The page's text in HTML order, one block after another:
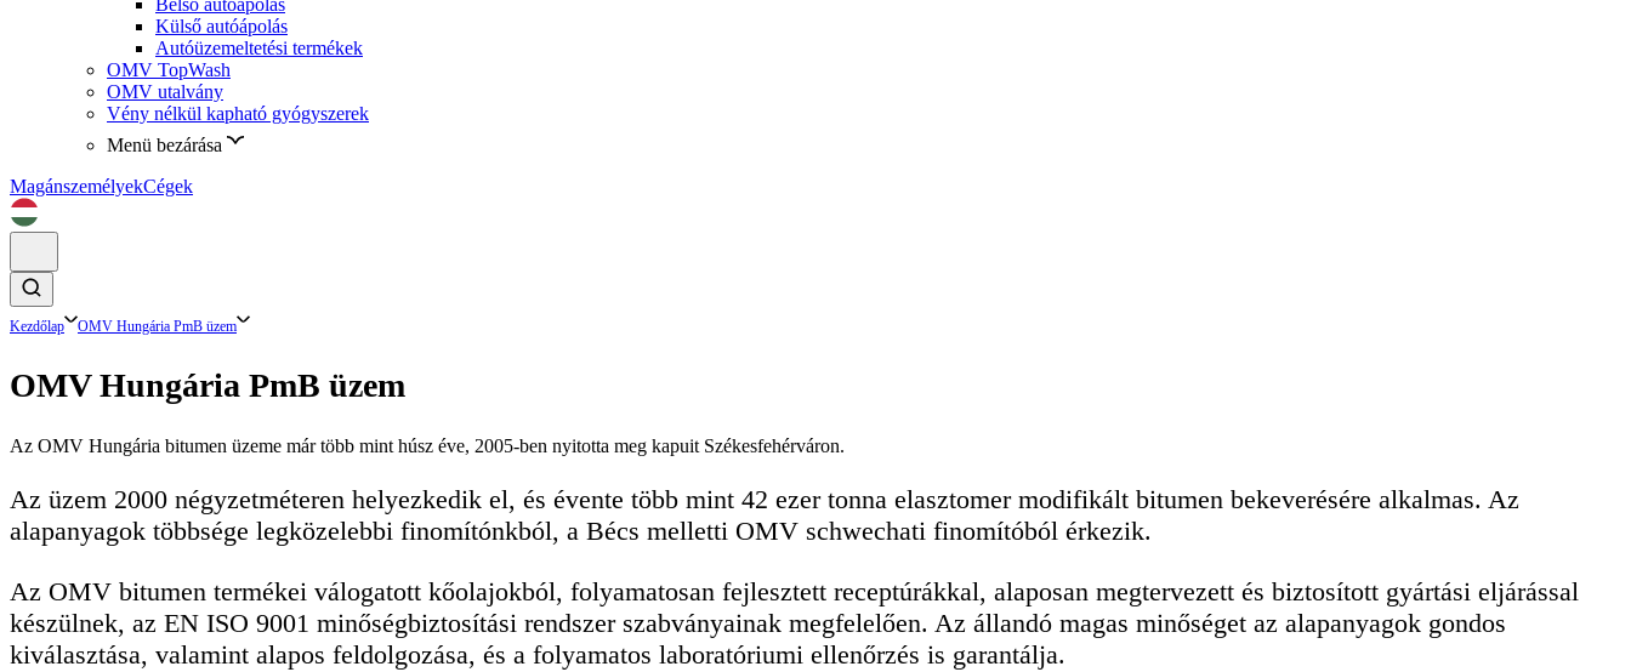
Belső autóápolás
Külső autóápolás
Autóüzemeltetési termékek
OMV TopWash
OMV utalvány
Vény nélkül kapható gyógyszerek
Menü bezárása
MagánszemélyekCégek
Kezdőlap OMV Hungária PmB üzem
OMV Hungária PmB üzem
Az OMV Hungária bitumen üzeme már több mint húsz éve, 2005-ben nyitotta meg kapuit Székesfehérváron.
Az üzem 2000 négyzetméteren helyezkedik el, és évente több mint 42 ezer tonna elasztomer modifikált bitumen bekeverésére alkalmas. Az
alapanyagok többsége legközelebbi finomítónkból, a Bécs melletti OMV schwechati finomítóból érkezik.
Az OMV bitumen termékei válogatott kőolajokból, folyamatosan fejlesztett receptúrákkal, alaposan megtervezett és biztosított gyártási eljárással
készülnek, az EN ISO 9001 minőségbiztosítási rendszer szabványainak megfelelően. Az állandó magas minőséget az alapanyagok gondos
kiválasztása, valamint alapos feldolgozása, és a folyamatos laboratóriumi ellenőrzés is garantálja.